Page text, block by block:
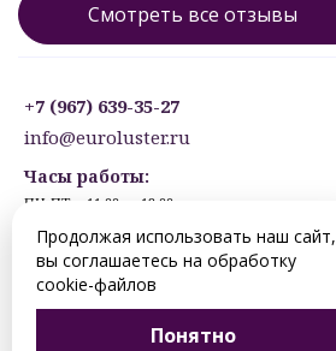
Смотреть все отзывы
+7 (967) 639-35-27
info@euroluster.ru
Часы работы:
ПН-ПТ: с 11:00 до 19:00
ВС: ВЫХОДНОЙ
Предварительная запись.
© 2012-2026 perm.euroluster.ru. Все права защищены.
Продолжая использовать наш сайт,
вы соглашаетесь на обработку
cookie-файлов
Понятно